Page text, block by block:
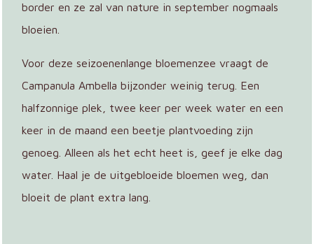
border en ze zal van nature in september nogmaals
bloeien.
Voor deze seizoenenlange bloemenzee vraagt de
Campanula Ambella bijzonder weinig terug. Een
halfzonnige plek, twee keer per week water en een
keer in de maand een beetje plantvoeding zijn
genoeg. Alleen als het echt heet is, geef je elke dag
water. Haal je de uitgebloeide bloemen weg, dan
bloeit de plant extra lang.